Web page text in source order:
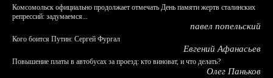
Комсомольск официально продолжает отмечать День памяти жертв сталинских
репрессий: задумаемся...
павел попельский
Кого боится Путин: Сергей Фургал
Евгений Афанасьев
Повышение платы в автобусах за проезд: кто виноват, и что делать?
Олег Паньков